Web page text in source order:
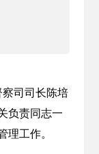
察司司长陈培
负责同志一
理工作。